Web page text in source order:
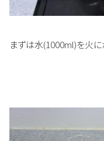
まずは水(1000ml)を火に